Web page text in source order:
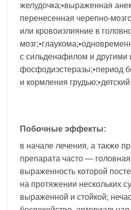
желудочка;•выраженная
перенесенная черепно-
или кровоизлияние в
с сильденафилом и другими
фосфодиэстеразы;•период
и кормления грудью;•детский
Побочные эффекты:
в начале лечения, а также
препарата часто —
выраженность которой
на протяжении нескольких
выраженной и стойкой;